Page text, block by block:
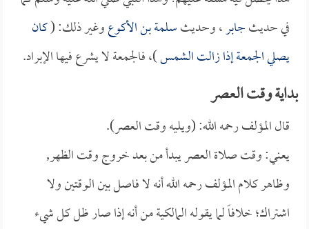
في حديثجابر، وحديثسلمة بن الأكوعوغير ذلك: (كان
يصلي الجمعة إذا زالت الشمس)، فالجمعة لا يشرع فيها الإبراد.
بداية وقت العصر
قال المؤلف رحمه الله: (ويليه وقت العصر).
يعني: وقت صلاة العصر يبدأ من بعد خروج وقت الظهر,
وظاهر كلام المؤلف رحمه الله أنه لا فاصل بين الوقتين ولا
اشتراك؛ خلافاً لما يقوله المالكية من أنه إذا صار ظل كل شيء